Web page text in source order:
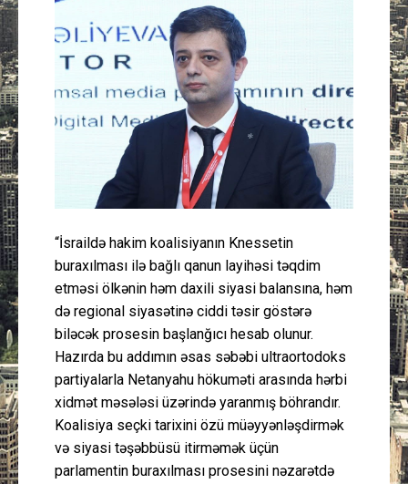
Müsahibə
İdman
Cəmiyyət
Peşə etikası
Əlaqə
“İsraildə hakim koalisiyanın Knessetin
buraxılması ilə bağlı qanun layihəsi təqdim
etməsi ölkənin həm daxili siyasi balansına, həm
də regional siyasətinə ciddi təsir göstərə
biləcək prosesin başlanğıcı hesab olunur.
Hazırda bu addımın əsas səbəbi ultraortodoks
partiyalarla Netanyahu hökuməti arasında hərbi
xidmət məsələsi üzərində yaranmış böhrandır.
Koalisiya seçki tarixini özü müəyyənləşdirmək
və siyasi təşəbbüsü itirməmək üçün
parlamentin buraxılması prosesini nəzarətdə